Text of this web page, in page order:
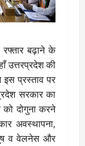
रफ्तार बढ़ाने के
उत्तरप्रदेश की
इस प्रस्ताव पर
सरकार का
को दोगुना करने
अवस्थापना,
व वेलनेस और